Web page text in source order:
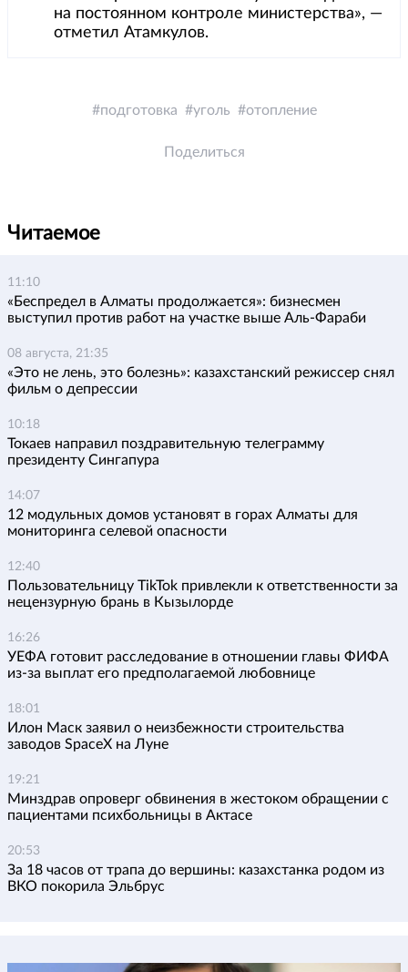
на постоянном контроле министерства», —
отметил Атамкулов.
подготовка уголь отопление
Поделиться
Читаемое
11:10
«Беспредел в Алматы продолжается»: бизнесмен
выступил против работ на участке выше Аль-Фараби
08 августа, 21:35
«Это не лень, это болезнь»: казахстанский режиссер снял
фильм о депрессии
10:18
Токаев направил поздравительную телеграмму
президенту Сингапура
14:07
12 модульных домов установят в горах Алматы для
мониторинга селевой опасности
12:40
Пользовательницу TikTok привлекли к ответственности за
нецензурную брань в Кызылорде
16:26
УЕФА готовит расследование в отношении главы ФИФА
из-за выплат его предполагаемой любовнице
18:01
Илон Маск заявил о неизбежности строительства
заводов SpaceX на Луне
19:21
Минздрав опроверг обвинения в жестоком обращении с
пациентами психбольницы в Актасе
20:53
За 18 часов от трапа до вершины: казахстанка родом из
ВКО покорила Эльбрус